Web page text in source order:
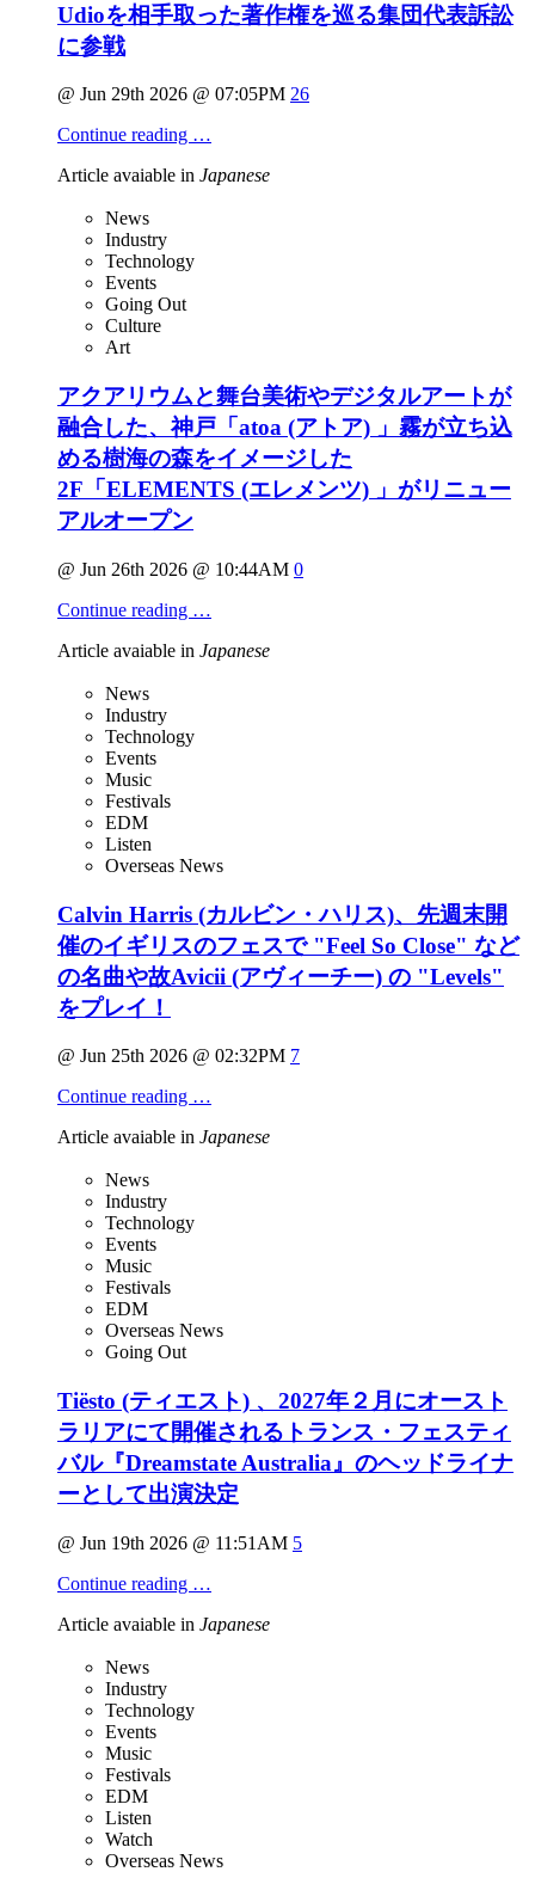
Udioを相手取った著作権を巡る集団代表訴訟
に参戦
@ Jun 29th 2026 @ 07:05PM 26
Continue reading …
Article avaiable in Japanese
News
Industry
Technology
Events
Going Out
Culture
Art
アクアリウムと舞台美術やデジタルアートが
融合した、神戸「atoa (アトア) 」霧が立ち込
める樹海の森をイメージした
2F「ELEMENTS (エレメンツ) 」がリニュー
アルオープン
@ Jun 26th 2026 @ 10:44AM 0
Continue reading …
Article avaiable in Japanese
News
Industry
Technology
Events
Music
Festivals
EDM
Listen
Overseas News
Calvin Harris (カルビン・ハリス)、先週末開
催のイギリスのフェスで "Feel So Close" など
の名曲や故Avicii (アヴィーチー) の "Levels"
をプレイ！
@ Jun 25th 2026 @ 02:32PM 7
Continue reading …
Article avaiable in Japanese
News
Industry
Technology
Events
Music
Festivals
EDM
Overseas News
Going Out
Tiësto (ティエスト) 、2027年２月にオースト
ラリアにて開催されるトランス・フェスティ
バル『Dreamstate Australia』のヘッドライナ
ーとして出演決定
@ Jun 19th 2026 @ 11:51AM 5
Continue reading …
Article avaiable in Japanese
News
Industry
Technology
Events
Music
Festivals
EDM
Listen
Watch
Overseas News